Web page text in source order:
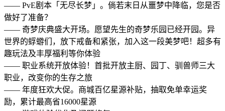
—— PvE剧本「无尽长梦」。倘若末日从噩梦中降临，您是否
做好了准备？
—— 奇梦庆典盛大开场。愿望先生的奇梦乐园已经开园。异
世界的蜉蝣们，放下戒备和紧张，加入这一段美梦吧！超多有
趣玩法及丰厚福利等你体验
—— 职业系统开放体验！首批开放主厨、园丁、驯兽师三大
职业，改变你的生存之旅
—— 年度狂欢大促。商城百亿星源补贴，抽取免单幸运奖
励，累计最高省16000星源